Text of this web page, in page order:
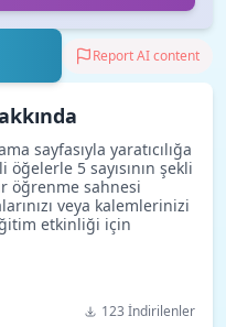
Report AI content
sayfasıyla yaratıcılığa
5 sayısının şekli
öğrenme sahnesi
veya kalemlerinizi
etkinliği için
123 İndirilenler